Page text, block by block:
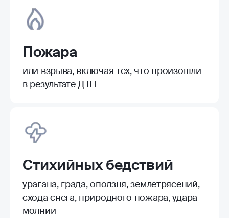
Пожара
или взрыва, включая тех, что произошли
в результате ДТП
Стихийных бедствий
урагана, града, оползня, землетрясений,
схода снега, природного пожара, удара
молнии